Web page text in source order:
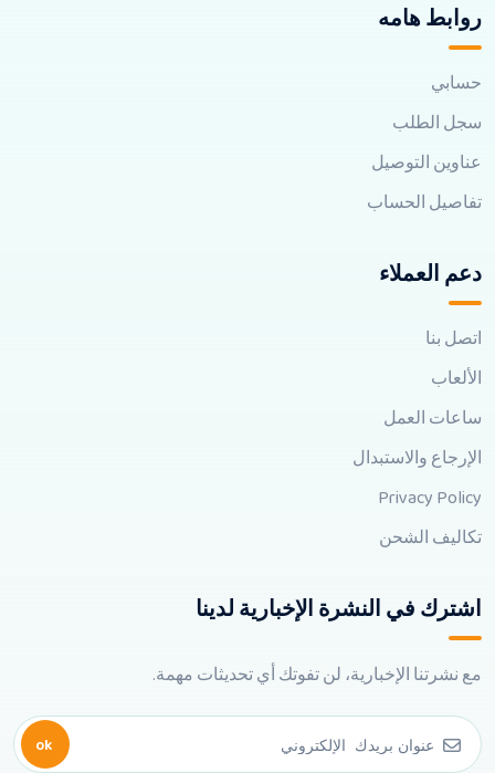
روابط هامه
حسابي
سجل الطلب
عناوين التوصيل
تفاصيل الحساب
دعم العملاء
اتصل بنا
الألعاب
ساعات العمل
الإرجاع والاستبدال
Privacy Policy
تكاليف الشحن
اشترك في النشرة الإخبارية لدينا
مع نشرتنا الإخبارية، لن تفوتك أي تحديثات مهمة.
ok